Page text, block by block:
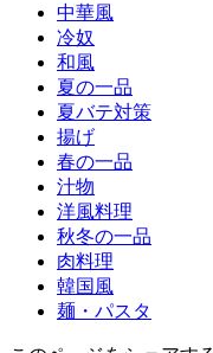
中華風
冷奴
和風
夏の一品
夏バテ対策
揚げ
春の一品
汁物
洋風料理
秋冬の一品
肉料理
韓国風
麺・パスタ